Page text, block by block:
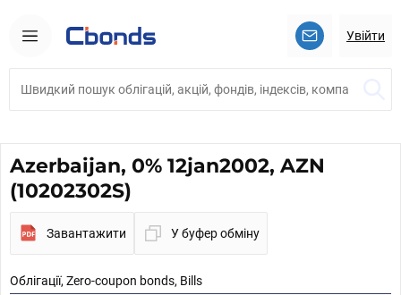
Увійти
Azerbaijan, 0% 12jan2002, AZN
(10202302S)
Завантажити У буфер обміну
Облігації, Zero-coupon bonds, Bills